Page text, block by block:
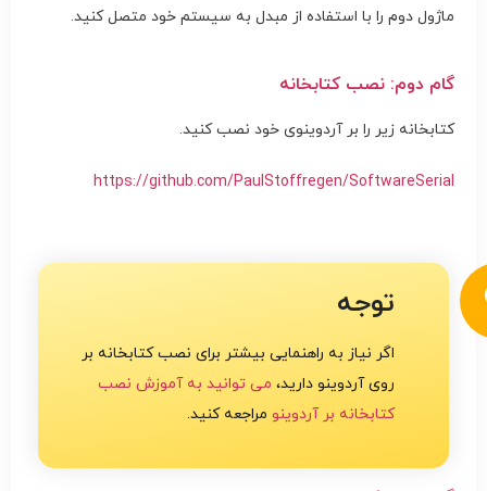
ماژول دوم را با استفاده از مبدل به سیستم خود متصل کنید.
گام دوم: نصب کتابخانه
کتابخانه زیر را بر آردوینوی خود نصب کنید.
https://github.com/PaulStoffregen/SoftwareSerial
توجه
اگر نیاز به راهنمایی بیشتر برای نصب کتابخانه بر
روی آردوینو دارید، می توانید به آموزش نصب
کتابخانه بر آردوینو مراجعه کنید.